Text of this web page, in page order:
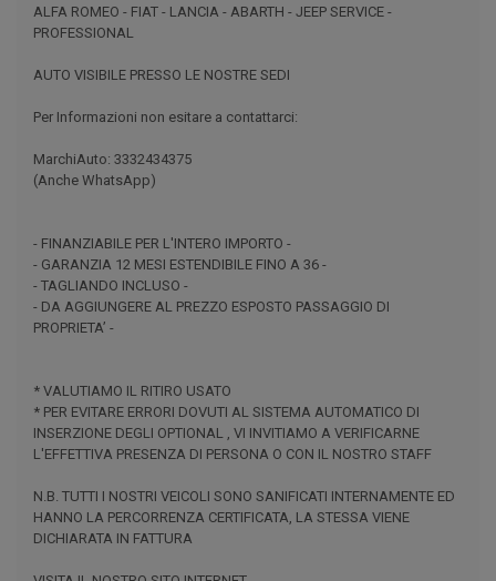
ALFA ROMEO - FIAT - LANCIA - ABARTH - JEEP SERVICE -
PROFESSIONAL
AUTO VISIBILE PRESSO LE NOSTRE SEDI
Per Informazioni non esitare a contattarci:
MarchiAuto: 3332434375
(Anche WhatsApp)
- FINANZIABILE PER L'INTERO IMPORTO -
- GARANZIA 12 MESI ESTENDIBILE FINO A 36 -
- TAGLIANDO INCLUSO -
- DA AGGIUNGERE AL PREZZO ESPOSTO PASSAGGIO DI
PROPRIETA’ -
* VALUTIAMO IL RITIRO USATO
* PER EVITARE ERRORI DOVUTI AL SISTEMA AUTOMATICO DI
INSERZIONE DEGLI OPTIONAL , VI INVITIAMO A VERIFICARNE
L'EFFETTIVA PRESENZA DI PERSONA O CON IL NOSTRO STAFF
N.B. TUTTI I NOSTRI VEICOLI SONO SANIFICATI INTERNAMENTE ED
HANNO LA PERCORRENZA CERTIFICATA, LA STESSA VIENE
DICHIARATA IN FATTURA